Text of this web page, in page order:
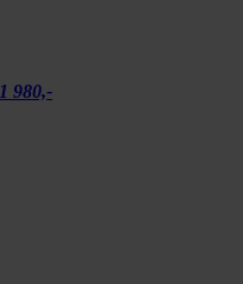
1 980,-